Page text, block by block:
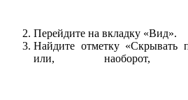
Перейдите на вкладку «Вид».
Найдите отметку «Скрывать
или, наоборот,